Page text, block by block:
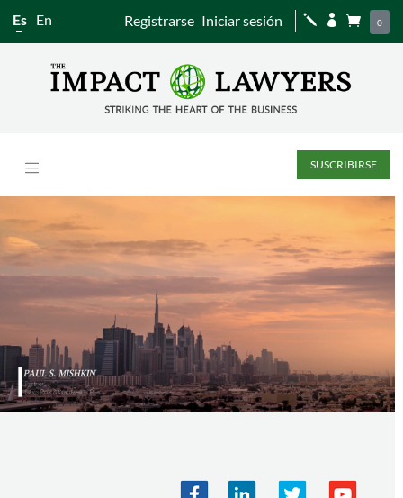
Es En Registrarse Iniciar sesión j   0
SUSCRIBIRSE